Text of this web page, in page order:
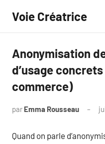
contenu
Voie Créatrice
Anonymisation
d’usage
commerce)
par Emma Rousseau
Quand on parle